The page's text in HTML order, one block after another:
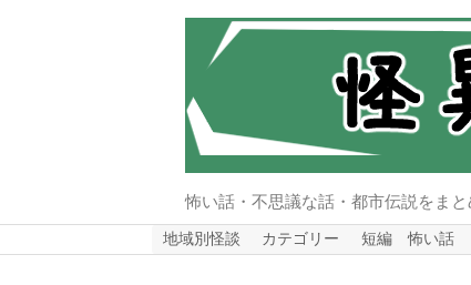
怖い話・不思議な話・都市伝説をまと
地域別怪談 カテゴリー 短編 怖い話